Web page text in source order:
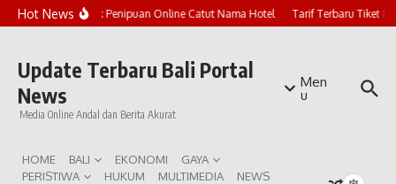
Lewati ke konten
Hot NewsMarak Penipuan Online Catut Nama Hotel Tarif Terbaru Tiket
Update Terbaru Bali Portal
News
Media Online Andal dan Berita Akurat
Men
u
HOME BALI EKONOMI
GAYA
PERISTIWA
HUKUM MULTIMEDIA
NEWS